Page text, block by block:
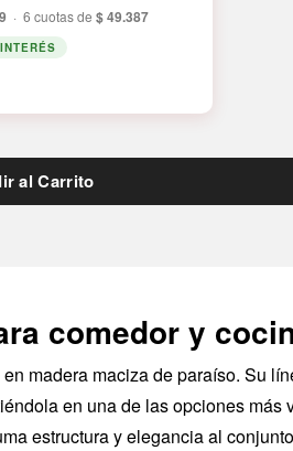
· 6 cuotas de $ 49.387
al Carrito
comedor y
madera maciza de paraíso. Su
en una de las opciones
estructura y elegancia al